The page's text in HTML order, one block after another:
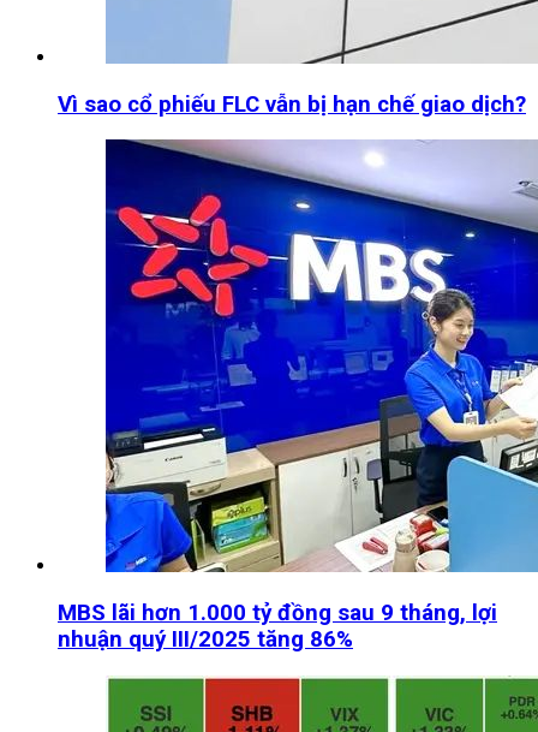
Vì sao cổ phiếu FLC vẫn bị hạn chế giao dịch?
MBS lãi hơn 1.000 tỷ đồng sau 9 tháng, lợi
nhuận quý III/2025 tăng 86%